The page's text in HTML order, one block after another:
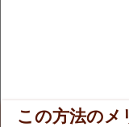
この方法のメ